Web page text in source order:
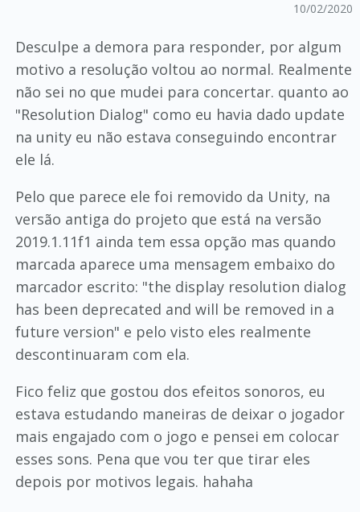
10/02/2020
Desculpe a demora para responder, por algum
motivo a resolução voltou ao normal. Realmente
não sei no que mudei para concertar. quanto ao
"Resolution Dialog" como eu havia dado update
na unity eu não estava conseguindo encontrar
ele lá.
Pelo que parece ele foi removido da Unity, na
versão antiga do projeto que está na versão
2019.1.11f1 ainda tem essa opção mas quando
marcada aparece uma mensagem embaixo do
marcador escrito: "the display resolution dialog
has been deprecated and will be removed in a
future version" e pelo visto eles realmente
descontinuaram com ela.
Fico feliz que gostou dos efeitos sonoros, eu
estava estudando maneiras de deixar o jogador
mais engajado com o jogo e pensei em colocar
esses sons. Pena que vou ter que tirar eles
depois por motivos legais. hahaha